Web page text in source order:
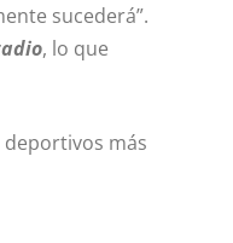
sucederá”.
, lo que
más